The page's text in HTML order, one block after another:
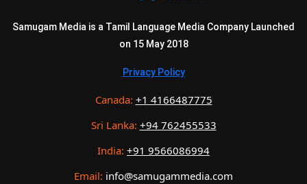
Samugam Media is a Tamil Language Media Company Launched
on 15 May 2018
Privacy Policy
Canada: +1 4166487775
Sri Lanka: +94 762455533
India: +91 9566086994
Email: info@samugammedia.com